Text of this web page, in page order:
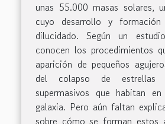
unas 55.000 masas solares,
cuyo desarrollo y
dilucidado. Según un
conocen los procedimientos
aparición de pequeños
del colapso de
supermasivos que habitan
galaxia. Pero aún faltan